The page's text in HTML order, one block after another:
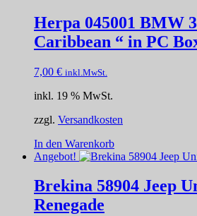
Herpa 045001 BMW
Caribbean “ in PC
7,00 € inkl.MwSt.
inkl. 19 % MwSt.
zzgl. Versandkosten
In den Warenkorb
Angebot!
Brekina 58904 Jeep
Renegade